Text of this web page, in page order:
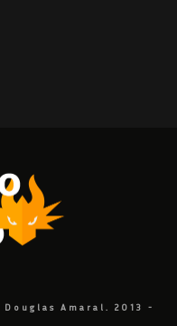
Amaral. 2013 -